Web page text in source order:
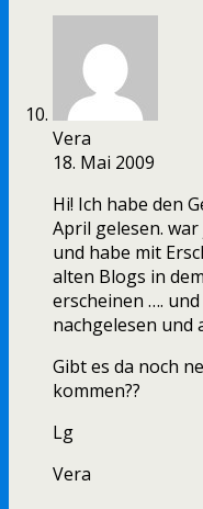
Vera
18. Mai 2009
Hi! Ich habe den
April gelesen.
und habe mit
alten Blogs in
erscheinen ….
nachgelesen und
Gibt es da noch
kommen??
Lg
Vera